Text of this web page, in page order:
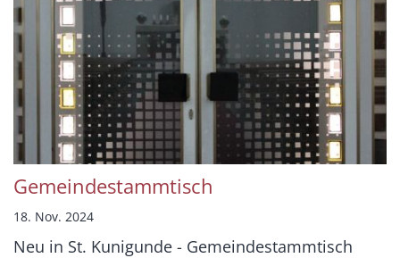
Gemeindestammtisch
18. Nov. 2024
Neu in St. Kunigunde - Gemeindestammtisch